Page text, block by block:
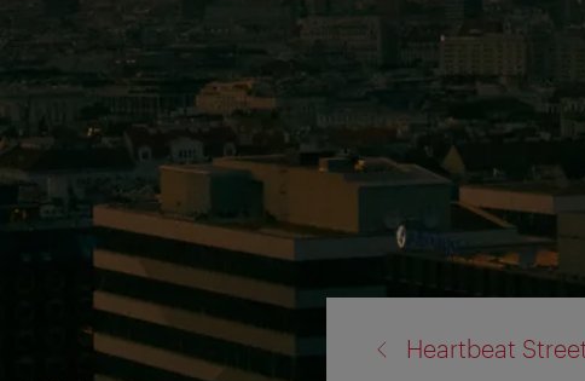
Heartbeat